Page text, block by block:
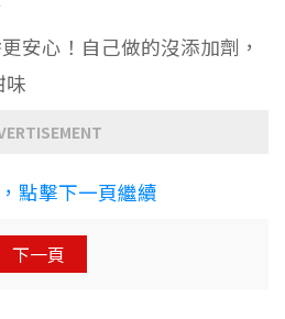
安心！自己做的沒添加劑，
味
點擊下一頁繼續
下一頁